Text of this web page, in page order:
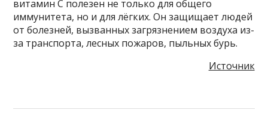
витамин С полезен не только для общего
иммунитета, но и для лёгких. Он защищает людей
от болезней, вызванных загрязнением воздуха из-
за транспорта, лесных пожаров, пыльных бурь.
Источник